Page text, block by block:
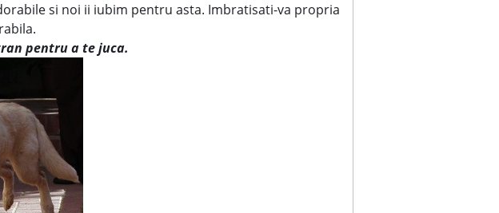
si noi ii iubim pentru asta. Imbratisati-va propria
pentru a te juca.